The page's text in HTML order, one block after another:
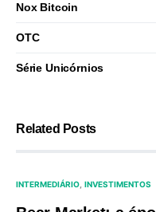
Nox Bitcoin
OTC
Série Unicórnios
Related Posts
INTERMEDIÁRIO INVESTIMENTOS